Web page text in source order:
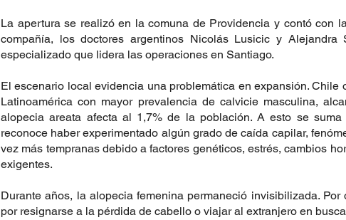
La apertura se realizó en la comuna de Providencia y contó con
compañía, los doctores argentinos Nicolás Lusicic y
especializado que lidera las operaciones en Santiago.
El escenario local evidencia una problemática en expansión. Chile
Latinoamérica con mayor prevalencia de calvicie masculina,
alopecia areata afecta al 1,7% de la población. A esto se
reconoce haber experimentado algún grado de caída capilar,
vez más tempranas debido a factores genéticos, estrés, cambios
exigentes.
Durante años, la alopecia femenina permaneció invisibilizada. Por
por resignarse a la pérdida de cabello o viajar al extranjero en